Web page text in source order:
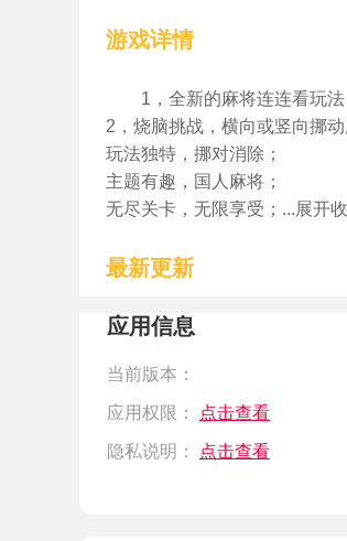
游戏详情
1，全新的麻将连连看玩
2，烧脑挑战，横向或竖向挪
玩法独特，挪对消除；
主题有趣，国人麻将；
无尽关卡，无限享受；...展开
最新更新
应用信息
当前版本：
应用权限： 点击查看
隐私说明： 点击查看